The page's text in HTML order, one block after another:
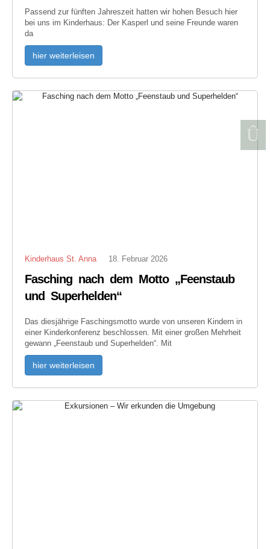
Passend zur fünften Jahreszeit hatten wir hohen Besuch hier
bei uns im Kinderhaus: Der Kasperl und seine Freunde waren
da
hier weiterleisen
Kinderhaus St. Anna 18. Februar 2026
Fasching nach dem Motto „Feenstaub
und Superhelden“
Das diesjährige Faschingsmotto wurde von unseren Kindern in
einer Kinderkonferenz beschlossen. Mit einer großen Mehrheit
gewann „Feenstaub und Superhelden“. Mit
hier weiterleisen